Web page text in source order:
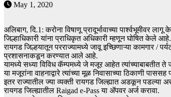
May 1, 2020
अलिबाग, दि.1: करोना विषाणू प्रादूर्भावाच्या पार्श्वभूमीवर
जिल्हाधिकारी यांना प्राधिकृत अधिकारी म्हणून घोषित केले आहे.
रायगड जिल्हयातून परराज्यामध्ये जावू इच्छिणाऱ्या कामगार /
प्रशासनाकडून करण्यात आले आहे.
यामध्ये सध्या विविध कॅम्पमध्ये जे मजूर आहेत त्यांच्याबाबतीत ते
या मजूरांना वाहनाद्वारे त्यांच्या मूळ निवासाच्या ठिकाणी
इतर राज्यातील ज्या व्यक्ती रायगड जिल्ह्यात अडकून पडल्या
रायगड जिल्ह्यातील Raigad e-Pass या ॲपवर अर्ज करावा.